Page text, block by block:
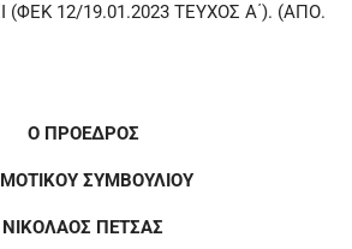
(ΦΕΚ 12/19.01.2023 ΤΕΥΧΟΣ Α΄). (ΑΠΟ.
Ο ΠΡΟΕΔΡΟΣ
ΣΥΜΒΟΥΛΙΟΥ
ΝΙΚΟΛΑΟΣ ΠΕΤΣΑΣ